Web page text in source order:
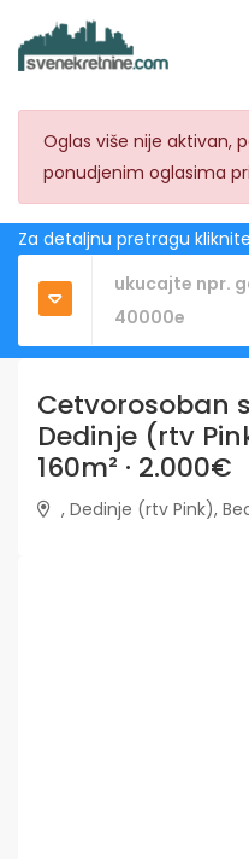
Oglas više nije aktivan,
ponudjenim oglasima
Za detaljnu pretragu
Cetvorosoban
Dedinje (rtv
160m² · 2.000€
, Dedinje (rtv Pink),